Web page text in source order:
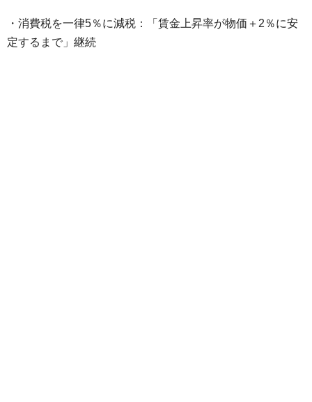
・消費税を一律5％に減税：「賃金上昇率が物価＋2％に安
定するまで」継続